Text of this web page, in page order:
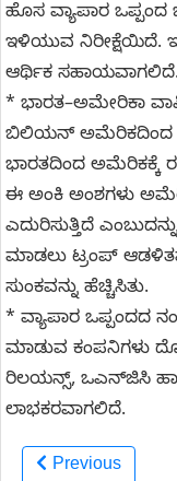
ಹೊಸ ವ್ಯಾಪಾರ ಒಪ್ಪಂದ
ಇಳಿಯುವ ನಿರೀಕ್ಷೆಯಿದೆ.
ಆರ್ಥಿಕ ಸಹಾಯವಾಗಲಿದೆ.
* ಭಾರತ–ಅಮೇರಿಕಾ
ಬಿಲಿಯನ್ ಅಮೆರಿಕದಿಂದ
ಭಾರತದಿಂದ ಅಮೆರಿಕಕ್ಕೆ
ಈ ಅಂಕಿ ಅಂಶಗಳು
ಎದುರಿಸುತ್ತಿದೆ
ಮಾಡಲು ಟ್ರಂಪ್
ಸುಂಕವನ್ನು ಹೆಚ್ಚಿಸಿತು.
* ವ್ಯಾಪಾರ ಒಪ್ಪಂದದ
ಮಾಡುವ ಕಂಪನಿಗಳು
ರಿಲಯನ್ಸ್, ಒಎನ್‌ಜಿಸಿ
ಲಾಭಕರವಾಗಲಿದೆ.
Previous